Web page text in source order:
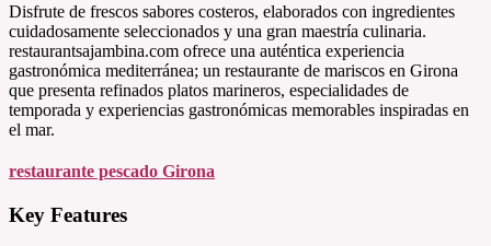
Disfrute de frescos sabores costeros, elaborados con ingredientes
cuidadosamente seleccionados y una gran maestría culinaria.
restaurantsajambina.com ofrece una auténtica experiencia
gastronómica mediterránea; un restaurante de mariscos en Girona
que presenta refinados platos marineros, especialidades de
temporada y experiencias gastronómicas memorables inspiradas en
el mar.
restaurante pescado Girona
Key Features